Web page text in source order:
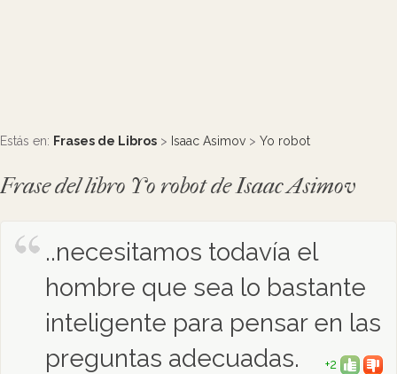
Estás en: Frases de Libros > Isaac Asimov > Yo robot
Frase del libro Yo robot de Isaac Asimov
..necesitamos todavía el
hombre que sea lo bastante
inteligente para pensar en las
preguntas adecuadas.
+2